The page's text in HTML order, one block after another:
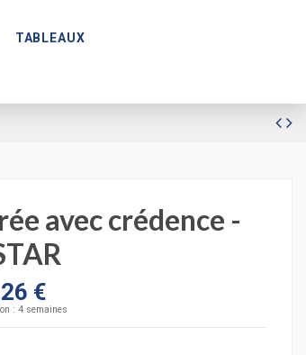
TABLEAUX
avec crédence -
€
: 4 semaines